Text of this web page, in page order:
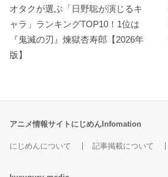
オタクが選ぶ「日野聡が演じるキ
ャラ」ランキングTOP10！1位は
『鬼滅の刃』煉󠄁獄杏寿郎【2026年
版】
アニメ情報サイトにじめんInfomation
にじめんについて 記事掲載について